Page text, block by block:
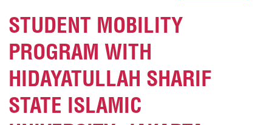
STUDENT MOBILITY
PROGRAM WITH
HIDAYATULLAH SHARIF
STATE ISLAMIC